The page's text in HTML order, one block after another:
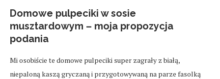
Domowe pulpeciki w sosie
musztardowym – moja propozycja
podania
Mi osobiście te domowe pulpeciki super zagrały z białą,
niepaloną kaszą gryczaną i przygotowywaną na parze fasolką